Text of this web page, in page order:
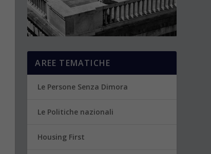
AREE TEMATICHE
Le Persone Senza Dimora
Le Politiche nazionali
Housing First